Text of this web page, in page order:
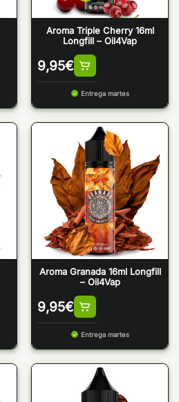
Aroma Triple Cherry 16ml
Longfill – Oil4Vap
9,95€
Entrega martes
Aroma Granada 16ml Longfill
– Oil4Vap
9,95€
Entrega martes